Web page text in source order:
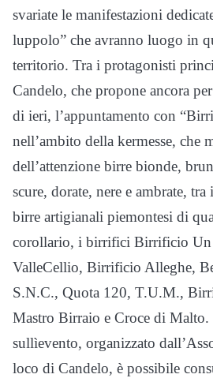
svariate le manifestazioni
luppolo” che avranno luogo in
territorio. Tra i protagonisti
Candelo, che propone ancora
di ieri, l’appuntamento con
nell’ambito della kermesse, che
dell’attenzione birre bionde,
scure, dorate, nere e ambrate,
birre artigianali piemontesi di
corollario, i birrifici Birrificio Un
ValleCellio, Birrificio Alleghe,
S.N.C., Quota 120, T.U.M.,
Mastro Birraio e Croce di
sullìevento, organizzato
loco di Candelo, è possibile